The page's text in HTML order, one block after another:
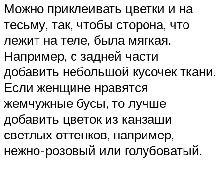
Можно приклеивать цветки и на
тесьму, так, чтобы сторона, что
лежит на теле, была мягкая.
Например, с задней части
добавить небольшой кусочек ткани.
Если женщине нравятся
жемчужные бусы, то лучше
добавить цветок из канзаши
светлых оттенков, например,
нежно-розовый или голубоватый.